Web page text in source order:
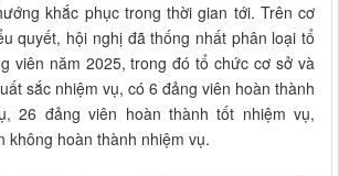
khắc phục trong thời gian tới. Trên cơ
quyết, hội nghị đã thống nhất phân loại tổ
viên năm 2025, trong đó tổ chức cơ sở và
sắc nhiệm vụ, có 6 đảng viên hoàn thành
26 đảng viên hoàn thành tốt nhiệm vụ,
không hoàn thành nhiệm vụ.